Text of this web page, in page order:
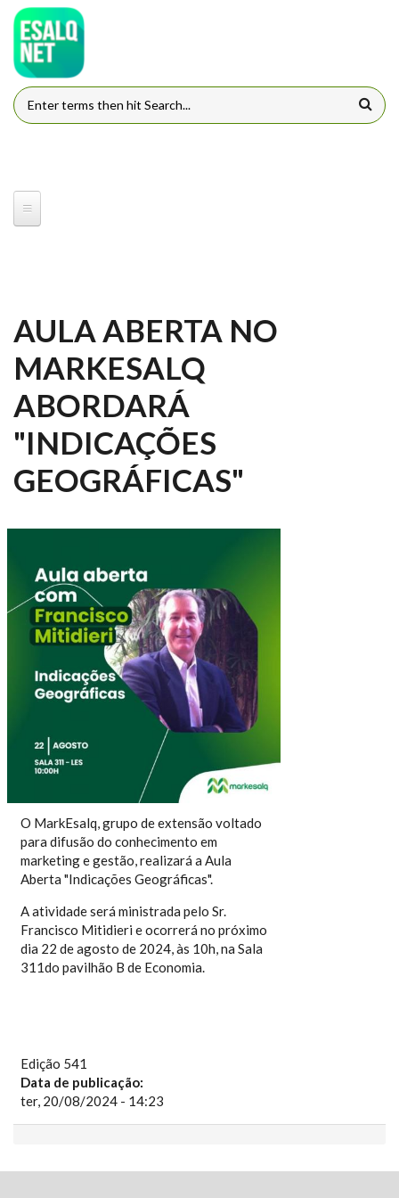
Pular para o conteúdo principal
FORMULÁRIO DE BUSCA
AULA ABERTA NO
MARKESALQ
ABORDARÁ
"INDICAÇÕES
GEOGRÁFICAS"
O MarkEsalq, grupo de extensão voltado
para difusão do conhecimento em
marketing e gestão, realizará a Aula
Aberta "Indicações Geográficas".
A atividade será ministrada pelo Sr.
Francisco Mitidieri e ocorrerá no próximo
dia 22 de agosto de 2024, às 10h, na Sala
311do pavilhão B de Economia.
Edição 541
Data de publicação:
ter, 20/08/2024 - 14:23